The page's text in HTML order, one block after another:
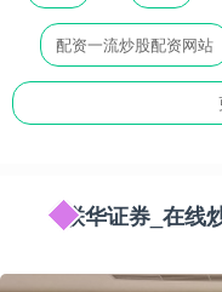
配资一流炒股配资网站
联华证券_在线